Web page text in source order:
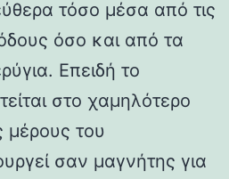
τόσο μέσα από τις
όσο και από τα
Επειδή το
στο χαμηλότερο
μέρους του
σαν μαγνήτης για